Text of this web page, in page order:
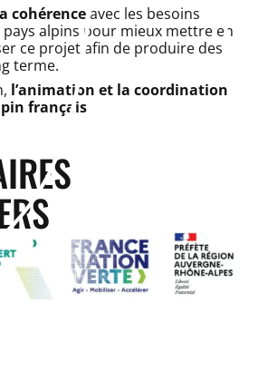
cohérence avec les besoins
alpins pour mieux mettre en
ce projet afin de produire des
terme.
l’animation et la coordination
français